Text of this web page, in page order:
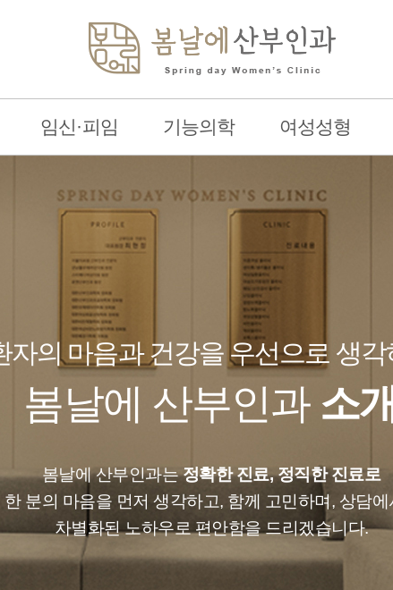
임신·피임 기능의학 여성성형
자의 마음과 건강을 우선으로 생각
봄날에 산부인과 소개
봄날에 산부인과는정확한 진료, 정직한 진료로
분의 마음을 먼저 생각하고, 함께 고민하며, 상담에
차별화된 노하우로 편안함을 드리겠습니다.